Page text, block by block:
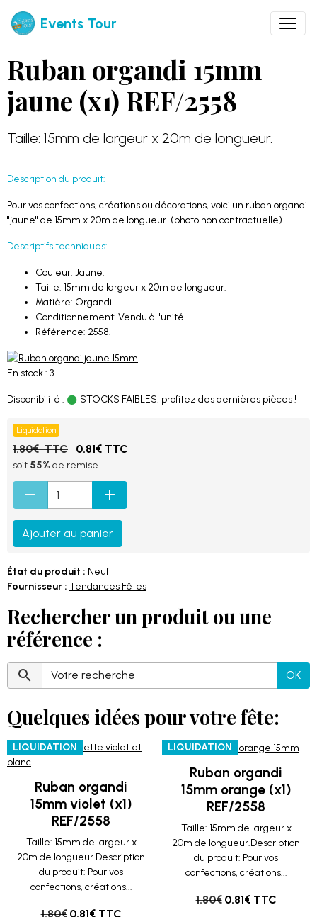
Events Tour
Ruban organdi 15mm
jaune (x1) REF/2558
Taille: 15mm de largeur x 20m de longueur.
Description du produit:
Pour vos confections, créations ou décorations, voici un ruban organdi
"jaune" de 15mm x 20m de longueur. (photo non contractuelle)
Descriptifs techniques:
Couleur: Jaune.
Taille: 15mm de largeur x 20m de longueur.
Matière: Organdi.
Conditionnement: Vendu à l'unité.
Référence: 2558.
En stock : 3
Disponibilité : STOCKS FAIBLES, profitez des dernières pièces !
Liquidation
1.80€ TTC 0.81€ TTC
soit 55% de remise
Ajouter au panier
État du produit : Neuf
Fournisseur : Tendances Fêtes
Rechercher un produit ou une
référence :
OK
Quelques idées pour votre fête:
LIQUIDATION
Ruban organdi
15mm violet (x1)
REF/2558
Taille: 15mm de largeur x
20m de longueur.Description
du produit: Pour vos
confections, créations...
1.80€ 0.81€ TTC
LIQUIDATION
Ruban organdi
15mm orange (x1)
REF/2558
Taille: 15mm de largeur x
20m de longueur.Description
du produit: Pour vos
confections, créations...
1.80€ 0.81€ TTC